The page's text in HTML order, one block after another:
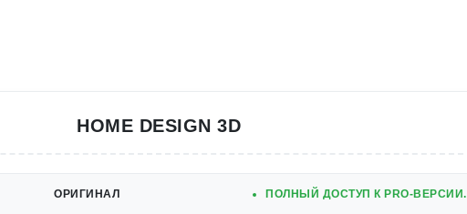
HOME DESIGN 3D
ОРИГИНАЛ ПОЛНЫЙ ДОСТУП К PRO-ВЕРСИИ.